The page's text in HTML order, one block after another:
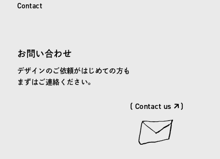
お問い合わせ
Contact
デザインのご依頼がはじめての方も
まずはご連絡ください。
( Contact us )